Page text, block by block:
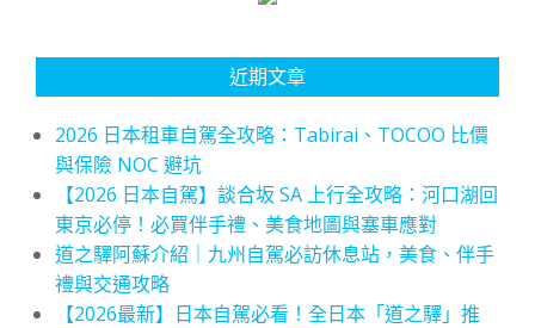
近期文章
2026 日本租車自駕全攻略：Tabirai、TOCOO 比價
與保險 NOC 避坑
【2026 日本自駕】談合坂 SA 上行全攻略：河口湖回
東京必停！必買伴手禮、美食地圖與塞車應對
道之驛阿蘇介紹｜九州自駕必訪休息站，美食、伴手
禮與交通攻略
【2026最新】日本自駕必看！全日本「道之驛」推